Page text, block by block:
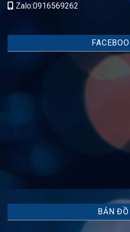
Zalo:0916569262
BẢN ĐỒ